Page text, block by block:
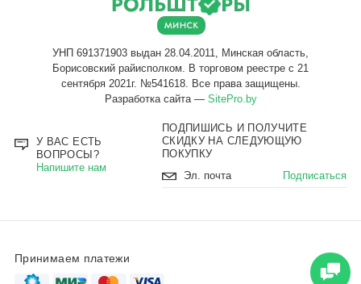
Разработка сайта — SitePro.by